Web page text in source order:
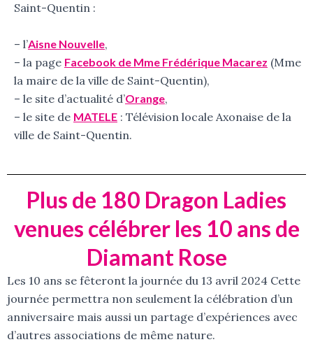
Saint-Quentin :
– l’Aisne Nouvelle,
– la page Facebook de Mme Frédérique Macarez (Mme
la maire de la ville de Saint-Quentin),
– le site d’actualité d’Orange,
– le site de MATELE : Télévision locale Axonaise de la
ville de Saint-Quentin.
Plus de 180 Dragon Ladies
venues célébrer les 10 ans de
Diamant Rose
Les 10 ans se fêteront la journée du 13 avril 2024 Cette
journée permettra non seulement la célébration d’un
anniversaire mais aussi un partage d’expériences avec
d’autres associations de même nature.